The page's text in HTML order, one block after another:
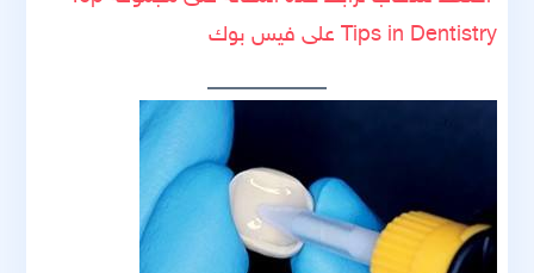
Tips in Dentistry على فيس بوك